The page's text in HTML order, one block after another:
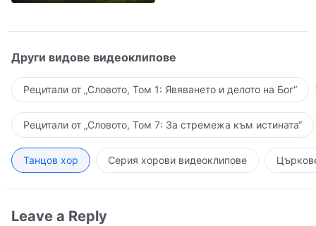
Други видове видеоклипове
Рецитали от „Словото, Том 1: Явяването и делото на Бог“
Рецитали от „Словото, Том 7: За стремежа към истината“
Танцов хор Серия хорови видеоклипове
Leave a Reply